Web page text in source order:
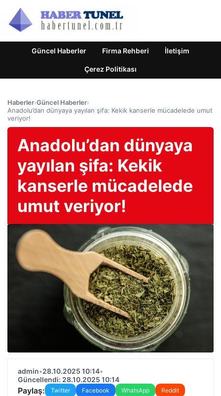
Güncel Haberler Firma Rehberi İletişim
Çerez Politikası
Haberler›Güncel Haberler›
Anadolu’dan dünyaya yayılan şifa: Kekik kanserle mücadelede umut
veriyor!
Anadolu’dan dünyaya
yayılan şifa: Kekik
kanserle mücadelede
umut veriyor!
admin•28.10.2025 10:14•
Güncellendi: 28.10.2025 10:14
Paylaş: Twitter Facebook WhatsApp
Reddit